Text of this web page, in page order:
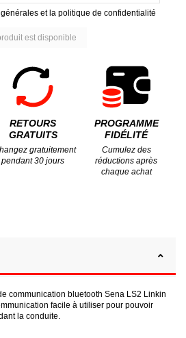
et la politique de confidentialité
RETOURS
GRATUITS
gratuitement
pendant 30 jours
PROGRAMME
FIDÉLITÉ
Cumulez des
réductions après
chaque achat
communication bluetooth Sena LS2 Linkin
facile à utiliser pour pouvoir
la conduite.